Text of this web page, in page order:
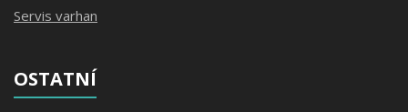
Servis varhan
OSTATNÍ